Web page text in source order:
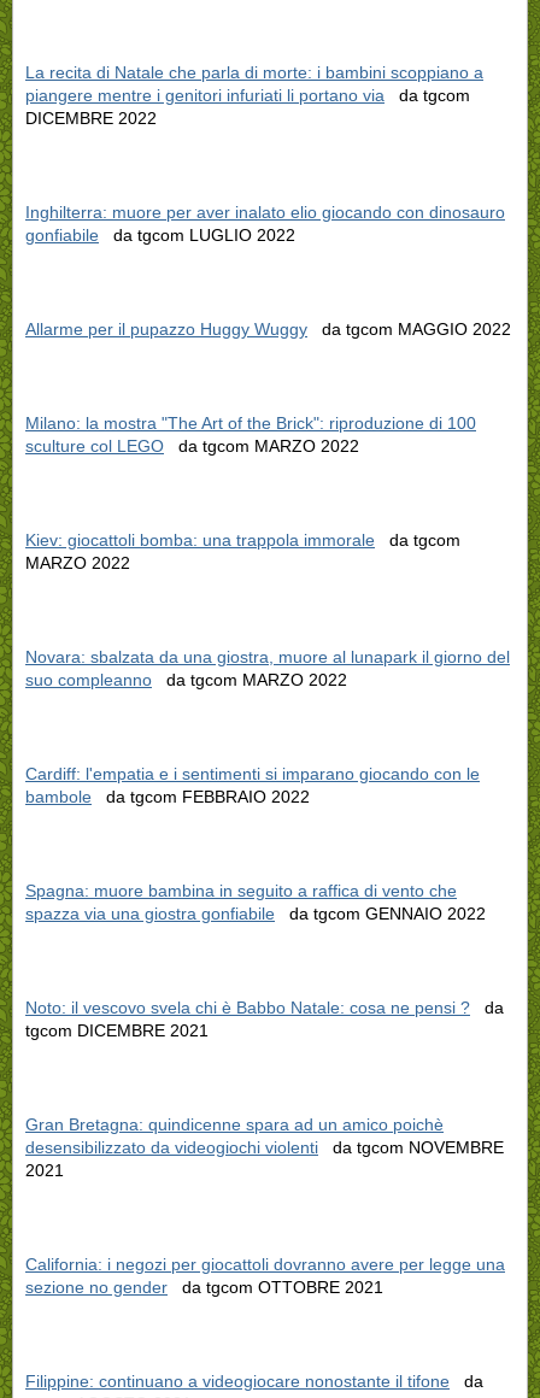
La recita di Natale che parla di morte: i bambini scoppiano a
piangere mentre i genitori infuriati li portano via da tgcom
DICEMBRE 2022
Inghilterra: muore per aver inalato elio giocando con dinosauro
gonfiabile da tgcom LUGLIO 2022
Allarme per il pupazzo Huggy Wuggy da tgcom MAGGIO 2022
Milano: la mostra "The Art of the Brick": riproduzione di 100
sculture col LEGO da tgcom MARZO 2022
Kiev: giocattoli bomba: una trappola immorale da tgcom
MARZO 2022
Novara: sbalzata da una giostra, muore al lunapark il giorno del
suo compleanno da tgcom MARZO 2022
Cardiff: l'empatia e i sentimenti si imparano giocando con le
bambole da tgcom FEBBRAIO 2022
Spagna: muore bambina in seguito a raffica di vento che
spazza via una giostra gonfiabile da tgcom GENNAIO 2022
Noto: il vescovo svela chi è Babbo Natale: cosa ne pensi ? da
tgcom DICEMBRE 2021
Gran Bretagna: quindicenne spara ad un amico poichè
desensibilizzato da videogiochi violenti da tgcom NOVEMBRE
2021
California: i negozi per giocattoli dovranno avere per legge una
sezione no gender da tgcom OTTOBRE 2021
Filippine: continuano a videogiocare nonostante il tifone da